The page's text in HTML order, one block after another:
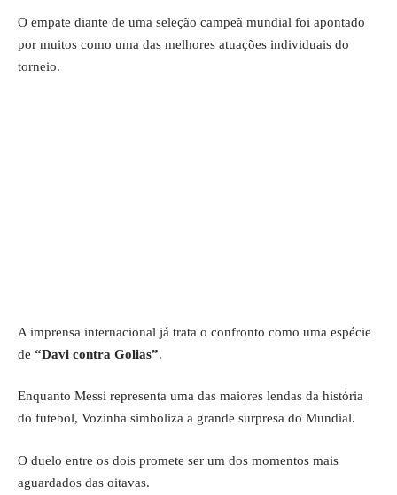
O empate diante de uma seleção campeã mundial foi apontado
por muitos como uma das melhores atuações individuais do
torneio.
A imprensa internacional já trata o confronto como uma espécie
de “Davi contra Golias”.
Enquanto Messi representa uma das maiores lendas da história
do futebol, Vozinha simboliza a grande surpresa do Mundial.
O duelo entre os dois promete ser um dos momentos mais
aguardados das oitavas.